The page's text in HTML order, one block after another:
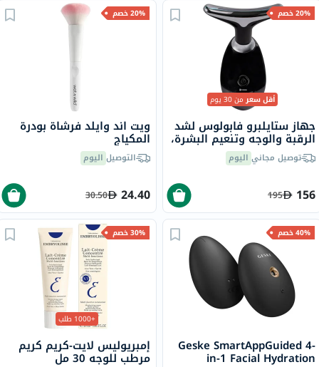
20% خصم
أقل سعرمن 30 يوم
جهاز ستايلبرو فابولوس لشد
الرقبة والوجه وتنعيم البشرة،
بتقنية LED
توصيل مجاني اليوم
156
195
20% خصم
ويت اند وايلد فرشاة بودرة
المكياج
التوصيل اليوم
24.40
30.50
40% خصم
Geske SmartAppGuided 4-
in-1 Facial Hydration
30% خصم
+1000 طلب
إمبريوليس لايت-كريم كريم
مرطب للوجه 30 مل